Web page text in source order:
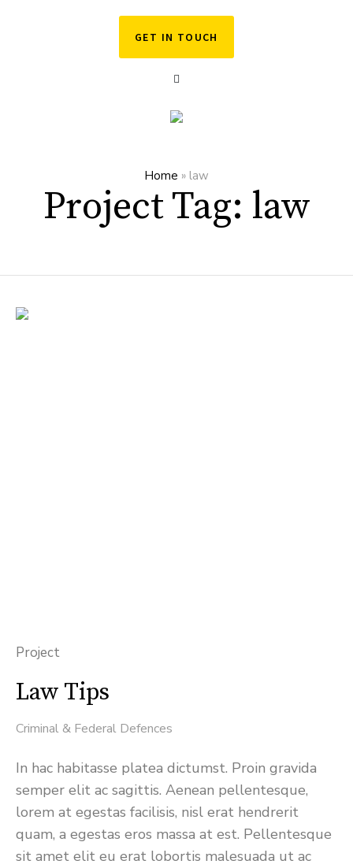
GET IN TOUCH
Home » law
Project Tag: law
Project
Law Tips
Criminal & Federal Defences
In hac habitasse platea dictumst. Proin gravida
semper elit ac sagittis. Aenean pellentesque,
lorem at egestas facilisis, nisl erat hendrerit
quam, a egestas eros massa at est. Pellentesque
sit amet elit eu erat lobortis malesuada ut ac